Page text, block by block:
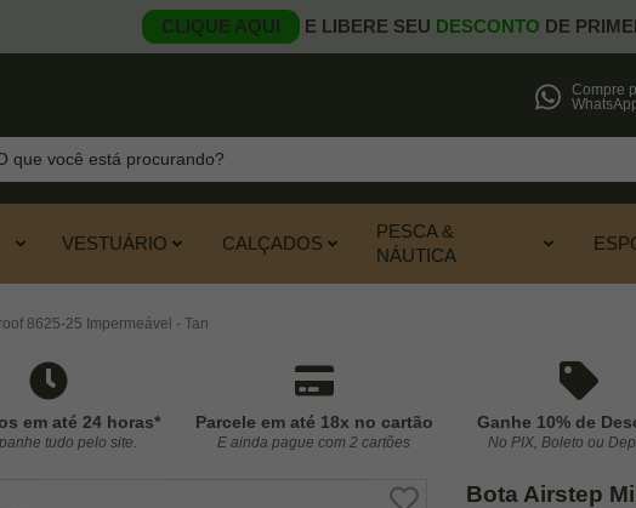
CLIQUE AQUI E LIBERE SEU DESCONTO DE
Compre
VESTUÁRIO CALÇADOS
PESCA &
NÁUTICA
8625-25 Impermeável - Tan
em até 24 horas*
tudo pelo site.
Parcele em até 18x no cartão
E ainda pague com 2 cartões
Ganhe 10% de
No PIX, Boleto ou
Bota Airstep